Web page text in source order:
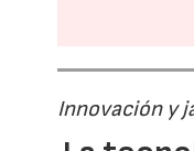
Innovación y